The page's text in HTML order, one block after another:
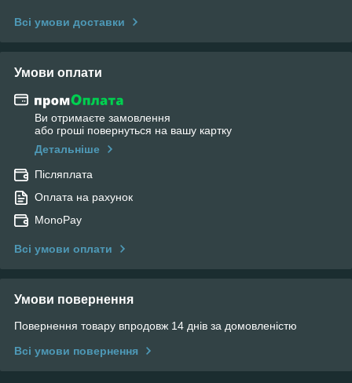
Всі умови доставки
Умови оплати
Ви отримаєте замовлення
або гроші повернуться на вашу картку
Детальніше
Післяплата
Оплата на рахунок
MonoPay
Всі умови оплати
Умови повернення
Повернення товару впродовж 14 днів за домовленістю
Всі умови повернення